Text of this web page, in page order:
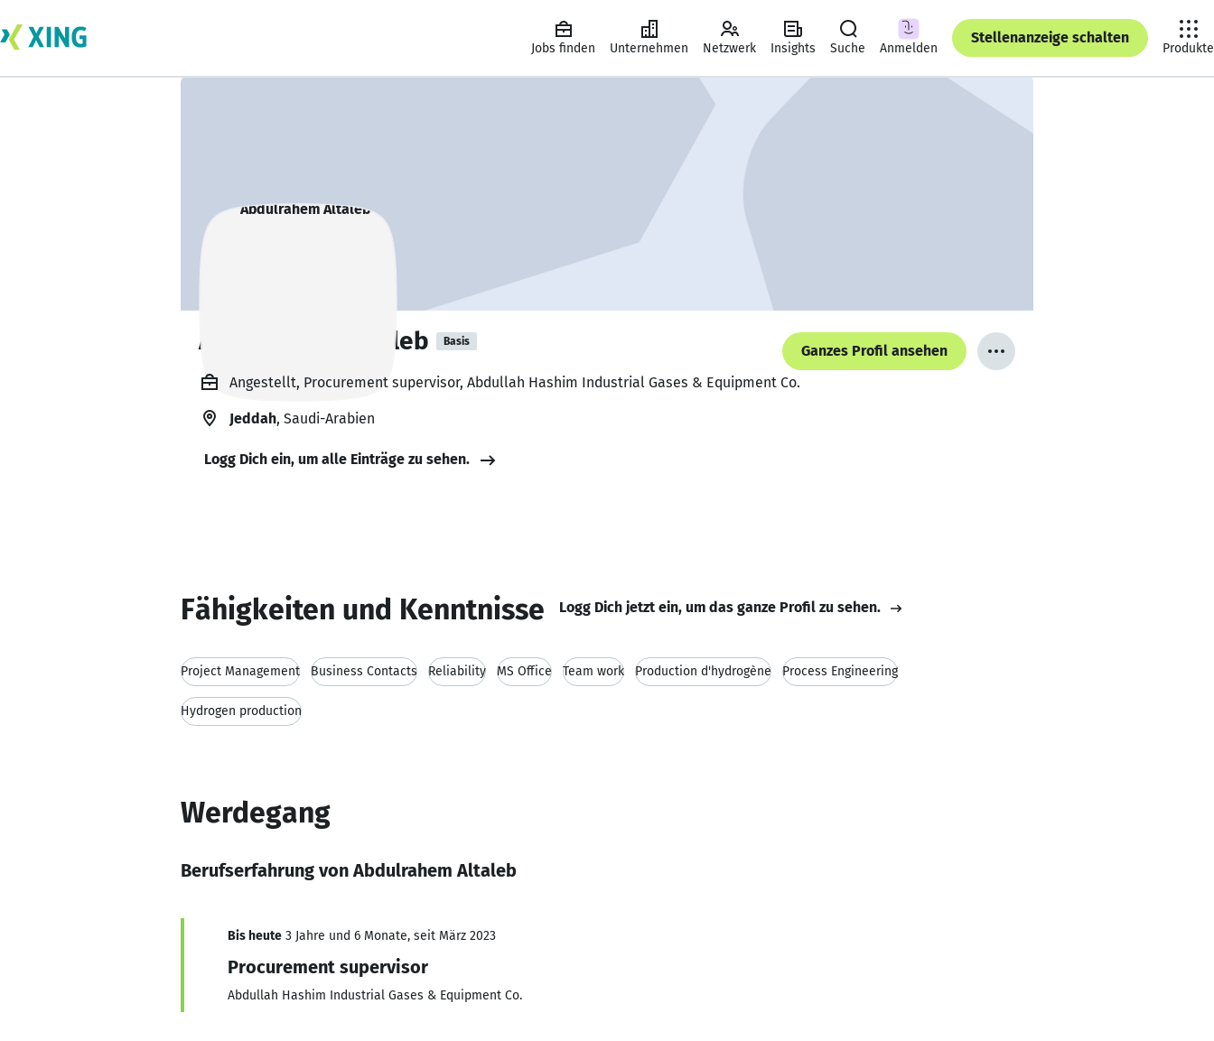
Jobs finden Unternehmen Netzwerk Insights Suche Anmelden
Stellenanzeige schalten
Produkte
Abdulrahem Altaleb Basis
Ganzes Profil ansehen
Angestellt, Procurement supervisor, Abdullah Hashim Industrial Gases & Equipment Co.
Jeddah, Saudi-Arabien
Logg Dich ein, um alle Einträge zu sehen.
Fähigkeiten und Kenntnisse Logg Dich jetzt ein, um das ganze Profil zu sehen.
Project Management Business Contacts Reliability MS Office Team work Production d'hydrogène Process Engineering
Hydrogen production
Werdegang
Berufserfahrung von Abdulrahem Altaleb
Bis heute 3 Jahre und 6 Monate, seit März 2023
Procurement supervisor
Abdullah Hashim Industrial Gases & Equipment Co.